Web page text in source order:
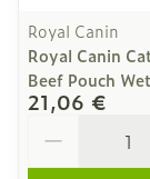
Royal Canin
Royal Canin
Beef Pouch
21,06 €